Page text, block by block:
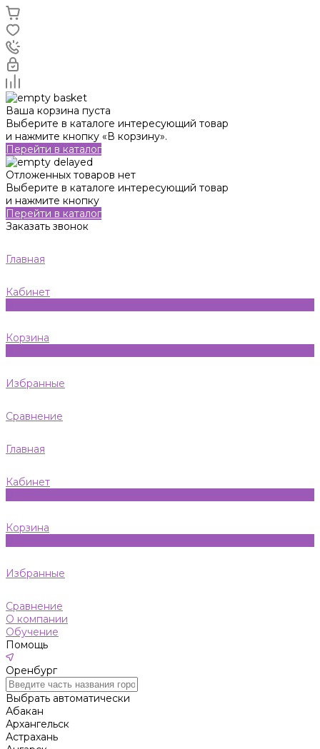
Ваша корзина пуста
Выберите в каталоге интересующий товар
и нажмите кнопку «В корзину».
Перейти в каталог
Отложенных товаров нет
Выберите в каталоге интересующий товар
и нажмите кнопку
Перейти в каталог
Заказать звонок
Главная
Кабинет
Корзина
Избранные
Сравнение
Главная
Кабинет
Корзина
Избранные
Сравнение
О компании
Обучение
Помощь
Оренбург
Выбрать автоматически
Абакан
Архангельск
Астрахань